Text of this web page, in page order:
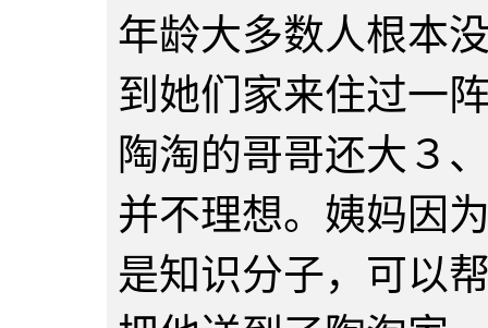
年龄大多数人根本
到她们家来住过一
陶淘的哥哥还大３
并不理想。姨妈因
是知识分子，可以